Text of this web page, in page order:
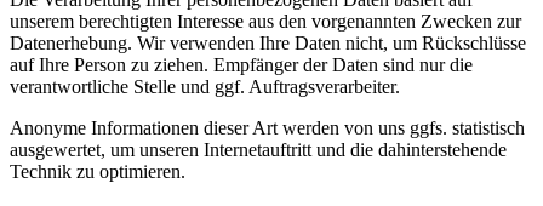
unserem berechtigten Interesse aus den vorgenannten Zwecken zur
Datenerhebung. Wir verwenden Ihre Daten nicht, um Rückschlüsse
auf Ihre Person zu ziehen. Empfänger der Daten sind nur die
verantwortliche Stelle und ggf. Auftragsverarbeiter.
Anonyme Informationen dieser Art werden von uns ggfs. statistisch
ausgewertet, um unseren Internetauftritt und die dahinterstehende
Technik zu optimieren.